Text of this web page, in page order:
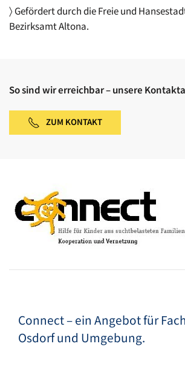
〉 Gefördert durch die Freie und
Bezirksamt Altona.
So sind wir erreichbar – unsere
ZUM KONTAKT
Connect – ein Angebot für
Osdorf und Umgebung.